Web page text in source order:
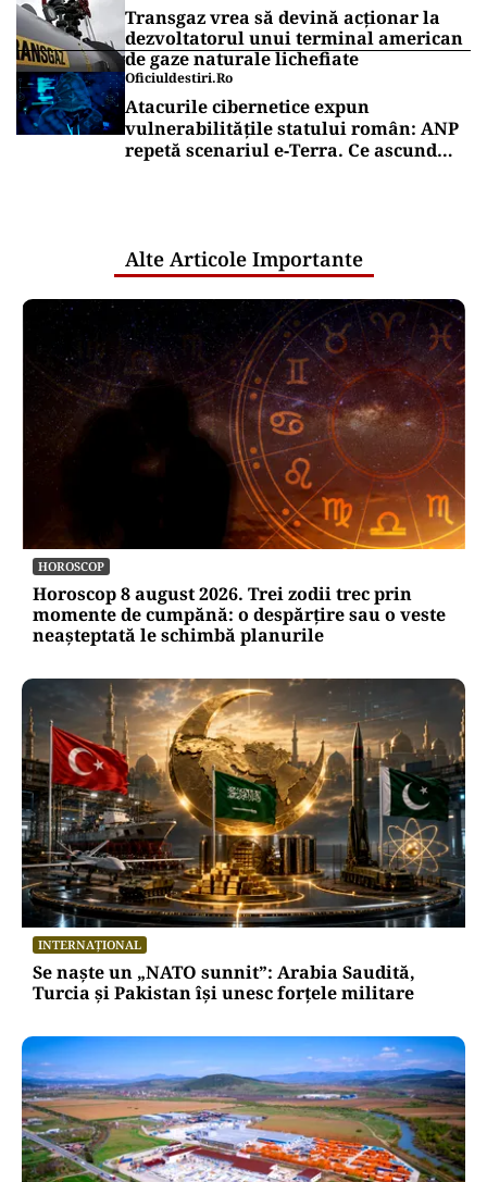
Transgaz vrea să devină acționar la
dezvoltatorul unui terminal american
de gaze naturale lichefiate
Oficiuldestiri.ro
Atacurile cibernetice expun
vulnerabilitățile statului român: ANP
repetă scenariul e‑Terra. Ce ascund
Alte Articole Importante
HOROSCOP
Horoscop 8 august 2026. Trei zodii trec prin
momente de cumpănă: o despărțire sau o veste
neașteptată le schimbă planurile
INTERNAȚIONAL
Se naște un „NATO sunnit”: Arabia Saudită,
Turcia și Pakistan își unesc forțele militare